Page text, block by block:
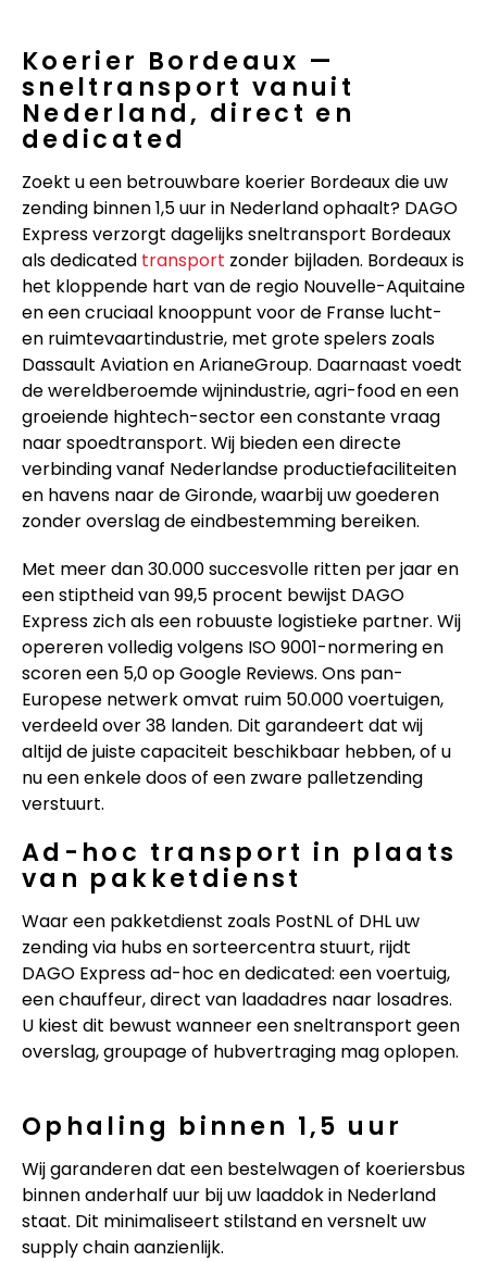
Koerier Bordeaux —
sneltransport vanuit
Nederland, direct en
dedicated
Zoekt u een betrouwbare koerier Bordeaux die uw
zending binnen 1,5 uur in Nederland ophaalt? DAGO
Express verzorgt dagelijks sneltransport Bordeaux
als dedicated transport zonder bijladen. Bordeaux is
het kloppende hart van de regio Nouvelle-Aquitaine
en een cruciaal knooppunt voor de Franse lucht-
en ruimtevaartindustrie, met grote spelers zoals
Dassault Aviation en ArianeGroup. Daarnaast voedt
de wereldberoemde wijnindustrie, agri-food en een
groeiende hightech-sector een constante vraag
naar spoedtransport. Wij bieden een directe
verbinding vanaf Nederlandse productiefaciliteiten
en havens naar de Gironde, waarbij uw goederen
zonder overslag de eindbestemming bereiken.
Met meer dan 30.000 succesvolle ritten per jaar en
een stiptheid van 99,5 procent bewijst DAGO
Express zich als een robuuste logistieke partner. Wij
opereren volledig volgens ISO 9001-normering en
scoren een 5,0 op Google Reviews. Ons pan-
Europese netwerk omvat ruim 50.000 voertuigen,
verdeeld over 38 landen. Dit garandeert dat wij
altijd de juiste capaciteit beschikbaar hebben, of u
nu een enkele doos of een zware palletzending
verstuurt.
Ad-hoc transport in plaats
van pakketdienst
Waar een pakketdienst zoals PostNL of DHL uw
zending via hubs en sorteercentra stuurt, rijdt
DAGO Express ad-hoc en dedicated: een voertuig,
een chauffeur, direct van laadadres naar losadres.
U kiest dit bewust wanneer een sneltransport geen
overslag, groupage of hubvertraging mag oplopen.
Ophaling binnen 1,5 uur
Wij garanderen dat een bestelwagen of koeriersbus
binnen anderhalf uur bij uw laaddok in Nederland
staat. Dit minimaliseert stilstand en versnelt uw
supply chain aanzienlijk.